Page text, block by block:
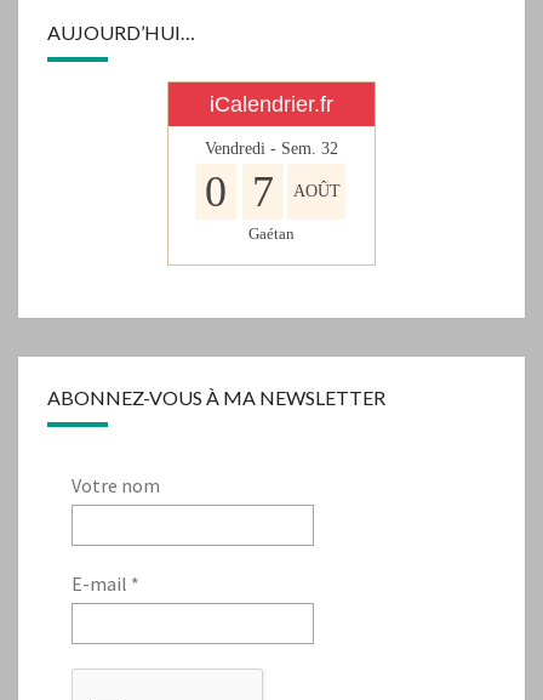
AUJOURD’HUI…
iCalendrier.fr
Vendredi - Sem. 32
0 7 AOÛT
Gaétan
ABONNEZ-VOUS À MA NEWSLETTER
Votre nom
E-mail *